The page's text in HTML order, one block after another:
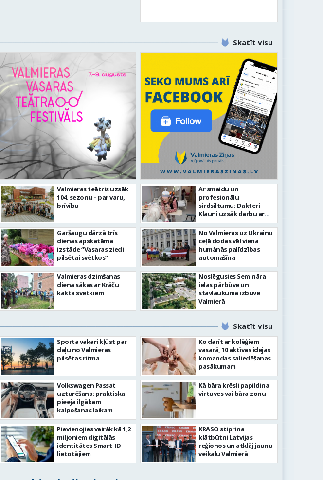
Skatīt visu
FOTO: Valmieras pilsētas svētku gājiens 2026
Valmieras teātris uzsāk
104. sezonu – par varu,
brīvību
Garšaugu dārzā trīs
dienas apskatāma
izstāde “Vasaras ziedi
pilsētai svētkos”
Valmieras dzimšanas
diena sākas ar Krāču
kakta svētkiem
Ar smaidu un
profesionālu
sirdsiltumu: Dakteri
Klauni uzsāk darbu ar
senioriem Vidzemes
slimnīcā
No Valmieras uz Ukrainu
ceļā dodas vēl viena
humānās palīdzības
automašīna
Noslēgusies Semināra
ielas pārbūve un
stāvlaukuma izbūve
Valmierā
Skatīt visu
Sporta vakari kļūst par
daļu no Valmieras
pilsētas ritma
Volkswagen Passat
uzturēšana: praktiska
pieeja ilgākam
kalpošanas laikam
Pievienojies vairāk kā 1,2
miljoniem digitālās
identitātes Smart-ID
lietotājiem
Ko darīt ar kolēģiem
vasarā, 10 aktīvas idejas
komandas saliedēšanas
pasākumam
Kā bāra krēsli papildina
virtuves vai bāra zonu
KRASO stiprina
klātbūtni Latvijas
reģionos un atklāj jaunu
veikalu Valmierā